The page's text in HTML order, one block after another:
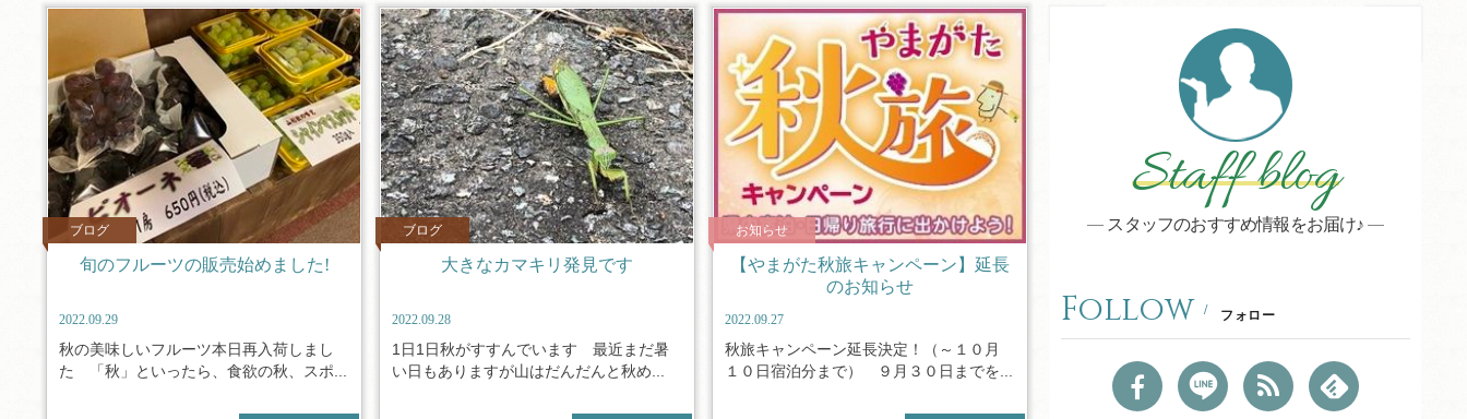
ブログ
旬のフルーツの販売始めました!
2022.09.29
秋の美味しいフルーツ本日再入荷しまし
た 「秋」といったら、食欲の秋、スポ...
ブログ
大きなカマキリ発見です
2022.09.28
1日1日秋がすすんでいます 最近まだ暑
い日もありますが山はだんだんと秋め...
お知らせ
【やまがた秋旅キャンペーン】延長
のお知らせ
2022.09.27
秋旅キャンペーン延長決定！（～１０月
１０日宿泊分まで） ９月３０日までを...
Staff blog
スタッフのおすすめ情報をお届け♪
Follow フォロー